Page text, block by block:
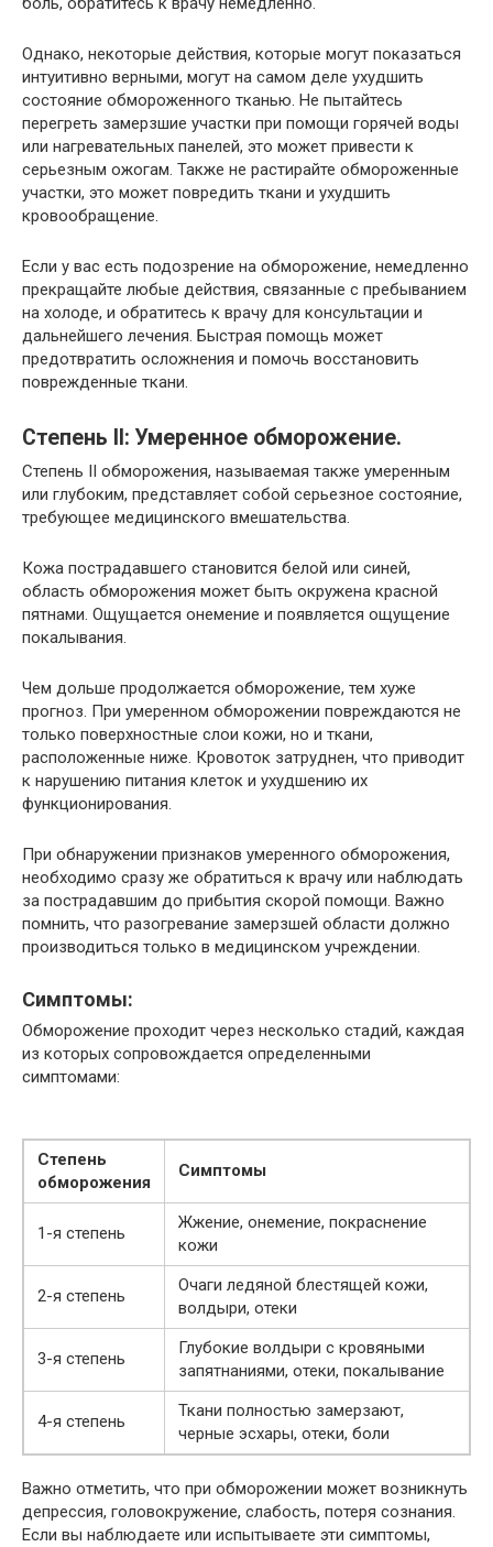
Однако, некоторые действия, которые могут показаться
интуитивно верными, могут на самом деле ухудшить
состояние обмороженного тканью. Не пытайтесь
перегреть замерзшие участки при помощи горячей воды
или нагревательных панелей, это может привести к
серьезным ожогам. Также не растирайте обмороженные
участки, это может повредить ткани и ухудшить
кровообращение.
Если у вас есть подозрение на обморожение, немедленно
прекращайте любые действия, связанные с пребыванием
на холоде, и обратитесь к врачу для консультации и
дальнейшего лечения. Быстрая помощь может
предотвратить осложнения и помочь восстановить
поврежденные ткани.
Степень II: Умеренное обморожение.
Степень II обморожения, называемая также умеренным
или глубоким, представляет собой серьезное состояние,
требующее медицинского вмешательства.
Кожа пострадавшего становится белой или синей,
область обморожения может быть окружена красной
пятнами. Ощущается онемение и появляется ощущение
покалывания.
Чем дольше продолжается обморожение, тем хуже
прогноз. При умеренном обморожении повреждаются не
только поверхностные слои кожи, но и ткани,
расположенные ниже. Кровоток затруднен, что приводит
к нарушению питания клеток и ухудшению их
функционирования.
При обнаружении признаков умеренного обморожения,
необходимо сразу же обратиться к врачу или наблюдать
за пострадавшим до прибытия скорой помощи. Важно
помнить, что разогревание замерзшей области должно
производиться только в медицинском учреждении.
Симптомы:
Обморожение проходит через несколько стадий, каждая
из которых сопровождается определенными
симптомами:
Степень
обморожения
Симптомы
1-я степень
Жжение, онемение, покраснение
кожи
2-я степень
Очаги ледяной блестящей кожи,
волдыри, отеки
3-я степень
Глубокие волдыри с кровяными
запятнаниями, отеки, покалывание
4-я степень
Ткани полностью замерзают,
черные эсхары, отеки, боли
Важно отметить, что при обморожении может возникнуть
депрессия, головокружение, слабость, потеря сознания.
Если вы наблюдаете или испытываете эти симптомы,